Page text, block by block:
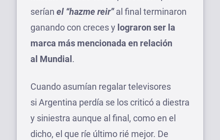
serían el “hazme reir”al final terminaron
ganando con creces y lograron ser la
marca más mencionada en relación
al Mundial .
Cuando asumían regalar televisores
si Argentina perdía se los criticó a diestra
y siniestra aunque al final, como en el
dicho, el que ríe último rié mejor. De